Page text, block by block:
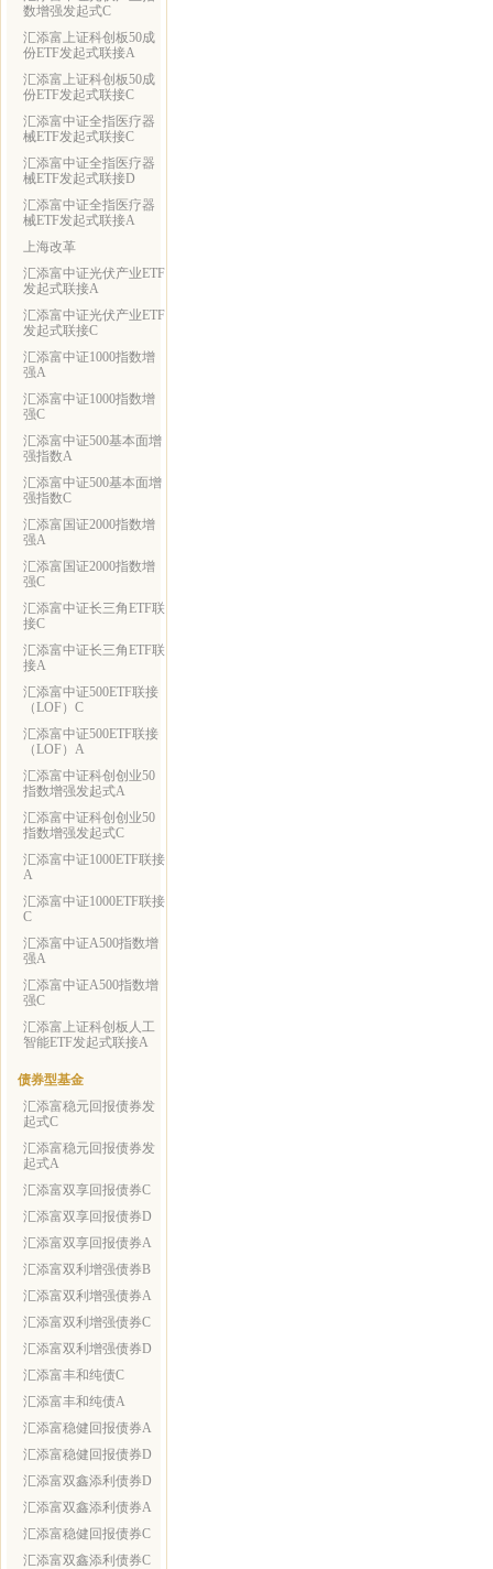
数增强发起式C
汇添富上证科创板50成
份ETF发起式联接A
汇添富上证科创板50成
份ETF发起式联接C
汇添富中证全指医疗器
械ETF发起式联接C
汇添富中证全指医疗器
械ETF发起式联接D
汇添富中证全指医疗器
械ETF发起式联接A
上海改革
汇添富中证光伏产业ETF
发起式联接A
汇添富中证光伏产业ETF
发起式联接C
汇添富中证1000指数增
强A
汇添富中证1000指数增
强C
汇添富中证500基本面增
强指数A
汇添富中证500基本面增
强指数C
汇添富国证2000指数增
强A
汇添富国证2000指数增
强C
汇添富中证长三角ETF联
接C
汇添富中证长三角ETF联
接A
汇添富中证500ETF联接
（LOF）C
汇添富中证500ETF联接
（LOF）A
汇添富中证科创创业50
指数增强发起式A
汇添富中证科创创业50
指数增强发起式C
汇添富中证1000ETF联接
A
汇添富中证1000ETF联接
C
汇添富中证A500指数增
强A
汇添富中证A500指数增
强C
汇添富上证科创板人工
智能ETF发起式联接A
债券型基金
汇添富稳元回报债券发
起式C
汇添富稳元回报债券发
起式A
汇添富双享回报债券C
汇添富双享回报债券D
汇添富双享回报债券A
汇添富双利增强债券B
汇添富双利增强债券A
汇添富双利增强债券C
汇添富双利增强债券D
汇添富丰和纯债C
汇添富丰和纯债A
汇添富稳健回报债券A
汇添富稳健回报债券D
汇添富双鑫添利债券D
汇添富双鑫添利债券A
汇添富稳健回报债券C
汇添富双鑫添利债券C